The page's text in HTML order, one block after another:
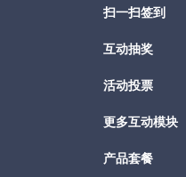
扫一扫签到
互动抽奖
活动投票
更多互动模块
产品套餐